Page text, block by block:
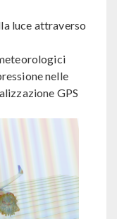
luce attraverso
nelle
GPS